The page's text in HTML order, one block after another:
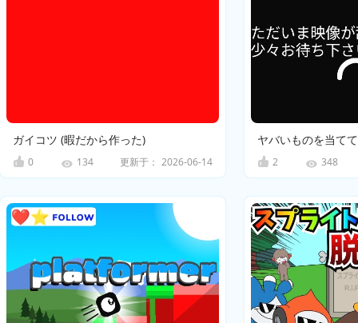
ガイコツ (暇だから作った)
0 134 更新于： 2026-06-14 2 348